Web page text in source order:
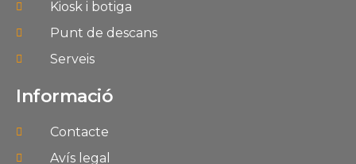
Kiosk i botiga
Punt de descans
Serveis
Informació
Contacte
Avís legal